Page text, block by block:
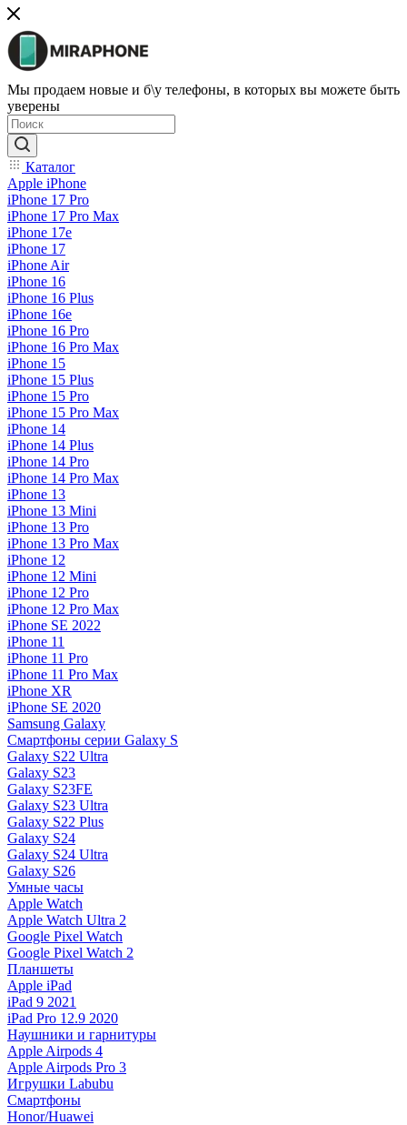
Мы продаем новые и б\у телефоны, в которых вы можете быть
уверены
Каталог
Apple iPhone
iPhone 17 Pro
iPhone 17 Pro Max
iPhone 17e
iPhone 17
iPhone Air
iPhone 16
iPhone 16 Plus
iPhone 16e
iPhone 16 Pro
iPhone 16 Pro Max
iPhone 15
iPhone 15 Plus
iPhone 15 Pro
iPhone 15 Pro Max
iPhone 14
iPhone 14 Plus
iPhone 14 Pro
iPhone 14 Pro Max
iPhone 13
iPhone 13 Mini
iPhone 13 Pro
iPhone 13 Pro Max
iPhone 12
iPhone 12 Mini
iPhone 12 Pro
iPhone 12 Pro Max
iPhone SE 2022
iPhone 11
iPhone 11 Pro
iPhone 11 Pro Max
iPhone XR
iPhone SE 2020
Samsung Galaxy
Смартфоны серии Galaxy S
Galaxy S22 Ultra
Galaxy S23
Galaxy S23FE
Galaxy S23 Ultra
Galaxy S22 Plus
Galaxy S24
Galaxy S24 Ultra
Galaxy S26
Умные часы
Apple Watch
Apple Watch Ultra 2
Google Pixel Watch
Google Pixel Watch 2
Планшеты
Apple iPad
iPad 9 2021
iPad Pro 12.9 2020
Наушники и гарнитуры
Apple Airpods 4
Apple Airpods Pro 3
Игрушки Labubu
Смартфоны
Honor/Huawei